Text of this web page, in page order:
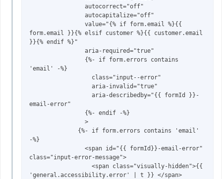
                autocorrect="off"
                autocapitalize="off"
                value="{% if form.email %}{{
form.email }}{% elsif customer %}{{ customer.email
}}{% endif %}"
                aria-required="true"
'email' -%}
                  aria-invalid="true"
                  aria-describedby="{{ formId }}-
email-error"
                >
-%}
                <span id="{{ formId}}-email-error"
class="input-error-message">
                  <span class="visually-hidden">{{
'general.accessibility.error' | t }} </span>